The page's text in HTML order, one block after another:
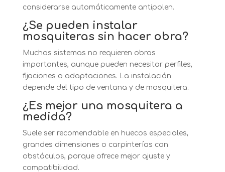
considerarse automáticamente antipolen.
¿Se pueden instalar
mosquiteras sin hacer obra?
Muchos sistemas no requieren obras
importantes, aunque pueden necesitar perfiles,
fijaciones o adaptaciones. La instalación
depende del tipo de ventana y de mosquitera.
¿Es mejor una mosquitera a
medida?
Suele ser recomendable en huecos especiales,
grandes dimensiones o carpinterías con
obstáculos, porque ofrece mejor ajuste y
compatibilidad.